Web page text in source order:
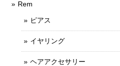
Rem
ピアス
イヤリング
ヘアアクセサリー